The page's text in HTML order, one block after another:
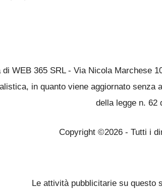
WEB 365 SRL - Via Nicola Marchese
in quanto viene aggiornato
della legge n. 62
Copyright ©2026 - Tutti i
Le attività pubblicitarie su questo